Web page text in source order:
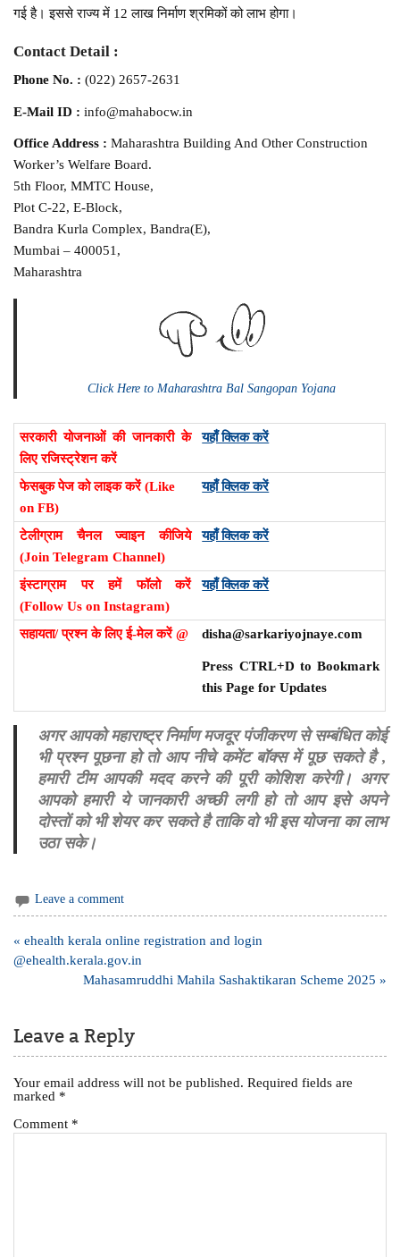
गई है। इससे राज्य में 12 लाख निर्माण श्रमिकों को लाभ होगा।
Contact Detail :
Phone No. : (022) 2657-2631
E-Mail ID : info@mahabocw.in
Office Address : Maharashtra Building And Other Construction
Worker’s Welfare Board.
5th Floor, MMTC House,
Plot C-22, E-Block,
Bandra Kurla Complex, Bandra(E),
Mumbai – 400051,
Maharashtra
Click Here to Maharashtra Bal Sangopan Yojana
सरकारी योजनाओं की जानकारी के
लिए रजिस्ट्रेशन करें
यहाँ क्लिक करें
फेसबुक पेज को लाइक करें (Like
on FB)
यहाँ क्लिक करें
टेलीग्राम चैनल ज्वाइन कीजिये
(Join Telegram Channel)
यहाँ क्लिक करें
इंस्टाग्राम पर हमें फॉलो करें
(Follow Us on Instagram)
यहाँ क्लिक करें
सहायता/ प्रश्न के लिए ई-मेल करें @ disha@sarkariyojnaye.com
Press CTRL+D to Bookmark
this Page for Updates
अगर आपको महाराष्ट्र निर्माण मजदूर पंजीकरण से सम्बंधित कोई
भी प्रश्न पूछना हो तो आप नीचे कमेंट बॉक्स में पूछ सकते है ,
हमारी टीम आपकी मदद करने की पूरी कोशिश करेगी। अगर
आपको हमारी ये जानकारी अच्छी लगी हो तो आप इसे अपने
दोस्तों को भी शेयर कर सकते है ताकि वो भी इस योजना का लाभ
उठा सके।
Leave a comment
Post
navigation
« ehealth kerala online registration and login
@ehealth.kerala.gov.in
Mahasamruddhi Mahila Sashaktikaran Scheme 2025 »
Leave a Reply
Your email address will not be published. Required fields are
marked *
Comment *